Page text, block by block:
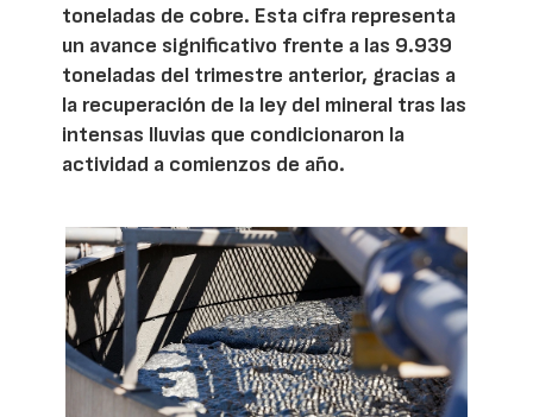
toneladas de cobre. Esta cifra representa
un avance significativo frente a las 9.939
toneladas del trimestre anterior, gracias a
la recuperación de la ley del mineral tras las
intensas lluvias que condicionaron la
actividad a comienzos de año.